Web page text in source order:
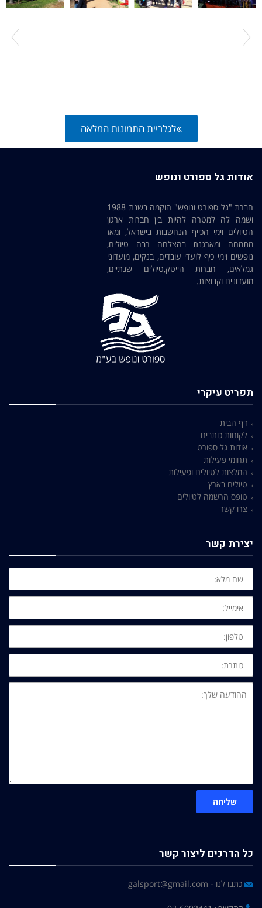
לגלריית התמונות המלאה
אודות גל ספורט ונופש
חברת "גל ספורט ונופש" הוקמה בשנת 1988
ושמה לה למטרה להיות בין חברות ארגון
הטיולים וימי הכייף הנחשבות בישראל, ומאז
מתמחה ומארגנת בהצלחה רבה טיולים,
נופשים וימי כיף לועדי עובדים, בנקים, מועדוני
גמלאים, חברות הייטק,טיולים שנתיים,
מועדונים וקבוצות.
תפריט עיקרי
דף הבית
לקוחות כותבים
אודות גל ספורט
תחומי פעילות
המלצות לטיולים ופעילות
טיולים בארץ
טופס הרשמה לטיולים
צרו קשר
יצירת קשר
שם
מלא:
אימייל:
טלפון:
כותרת:
ההודעה
שלך:
שליחה
כל הדרכים ליצור קשר
כתבו לנו - galsport@gmail.com